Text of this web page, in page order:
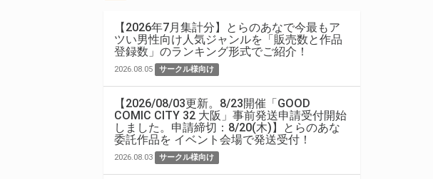
【2026年7月集計分】とらのあなで今最もア
ツい男性向け人気ジャンルを「販売数と作品
登録数」のランキング形式でご紹介！
2026.08.05 サークル様向け
【2026/08/03更新。8/23開催「GOOD
COMIC CITY 32 大阪」事前発送申請受付開始
しました。申請締切：8/20(木)】とらのあな
委託作品を イベント会場で発送受付！
2026.08.03 サークル様向け